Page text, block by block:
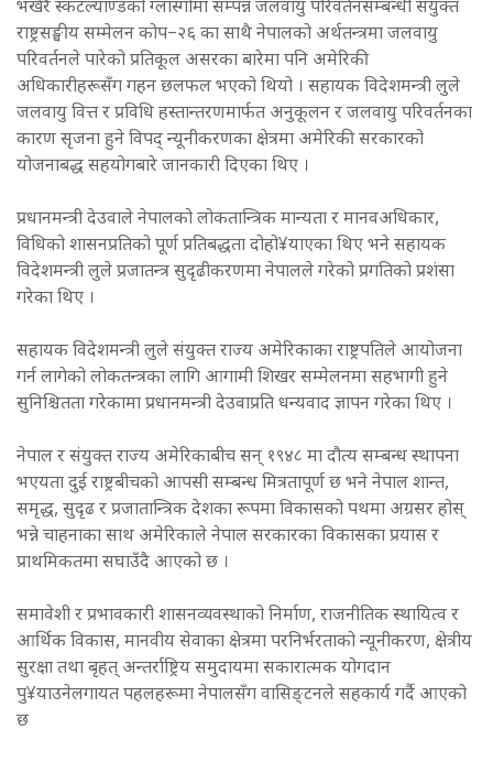
भर्खरै स्कटल्याण्डको ग्लास्गोमा सम्पन्न जलवायु परिवर्तनसम्बन्धी संयुक्त
राष्ट्रसङ्घीय सम्मेलन कोप–२६ का साथै नेपालको अर्थतन्त्रमा जलवायु
परिवर्तनले पारेको प्रतिकूल असरका बारेमा पनि अमेरिकी
अधिकारीहरूसँग गहन छलफल भएको थियो । सहायक विदेशमन्त्री लुले
जलवायु वित्त र प्रविधि हस्तान्तरणमार्फत अनुकूलन र जलवायु परिवर्तनका
कारण सृजना हुने विपद् न्यूनीकरणका क्षेत्रमा अमेरिकी सरकारको
योजनाबद्ध सहयोगबारे जानकारी दिएका थिए ।
प्रधानमन्त्री देउवाले नेपालको लोकतान्त्रिक मान्यता र मानवअधिकार,
विधिको शासनप्रतिको पूर्ण प्रतिबद्धता दोहो¥याएका थिए भने सहायक
विदेशमन्त्री लुले प्रजातन्त्र सुदृढीकरणमा नेपालले गरेको प्रगतिको प्रशंसा
गरेका थिए ।
सहायक विदेशमन्त्री लुले संयुक्त राज्य अमेरिकाका राष्ट्रपतिले आयोजना
गर्न लागेको लोकतन्त्रका लागि आगामी शिखर सम्मेलनमा सहभागी हुने
सुनिश्चितता गरेकामा प्रधानमन्त्री देउवाप्रति धन्यवाद ज्ञापन गरेका थिए ।
नेपाल र संयुक्त राज्य अमेरिकाबीच सन् १९४८ मा दौत्य सम्बन्ध स्थापना
भएयता दुई राष्ट्रबीचको आपसी सम्बन्ध मित्रतापूर्ण छ भने नेपाल शान्त,
समृद्ध, सुदृढ र प्रजातान्त्रिक देशका रूपमा विकासको पथमा अग्रसर होस्
भन्ने चाहनाका साथ अमेरिकाले नेपाल सरकारका विकासका प्रयास र
प्राथमिकतमा सघाउँदै आएको छ ।
समावेशी र प्रभावकारी शासनव्यवस्थाको निर्माण, राजनीतिक स्थायित्व र
आर्थिक विकास, मानवीय सेवाका क्षेत्रमा परनिर्भरताको न्यूनीकरण, क्षेत्रीय
सुरक्षा तथा बृहत् अन्तर्राष्ट्रिय समुदायमा सकारात्मक योगदान
पु¥याउनेलगायत पहलहरूमा नेपालसँग वासिङ्टनले सहकार्य गर्दै आएको
छ